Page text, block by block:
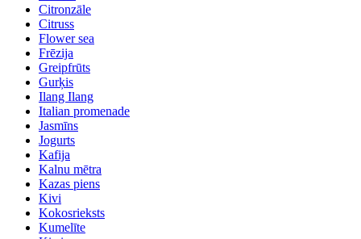
Citronzāle
Citruss
Flower sea
Frēzija
Greipfrūts
Gurķis
Ilang Ilang
Italian promenade
Jasmīns
Jogurts
Kafija
Kalnu mētra
Kazas piens
Kivi
Kokosrieksts
Kumelīte